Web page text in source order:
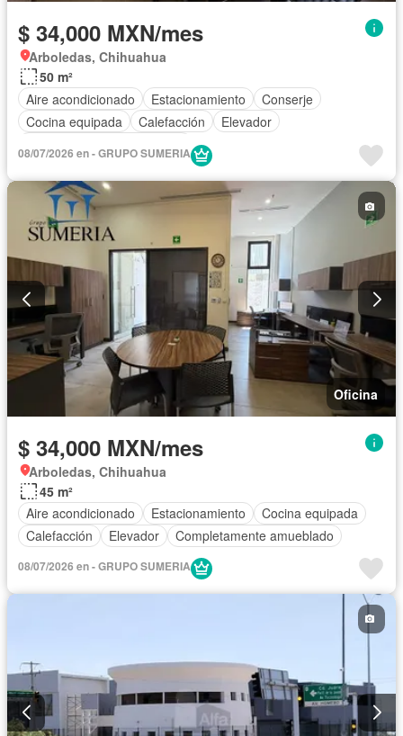
$ 34,000 MXN/mes
Arboledas, Chihuahua
50 m²
Aire acondicionado
Estacionamiento
Conserje
Cocina equipada
Calefacción
Elevador
08/07/2026 en - GRUPO SUMERIA
Oficina
$ 34,000 MXN/mes
Arboledas, Chihuahua
45 m²
Aire acondicionado
Estacionamiento
Cocina equipada
Calefacción
Elevador Completamente amueblado
08/07/2026 en - GRUPO SUMERIA